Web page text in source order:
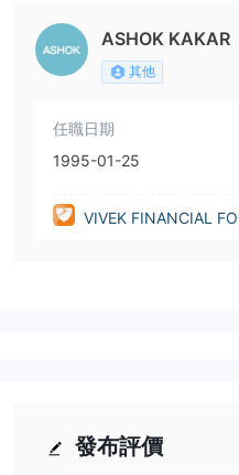
ASHOK KAKAR
其他
任職日期
1995-01-25
VIVEK FINANCIAL
發布評價